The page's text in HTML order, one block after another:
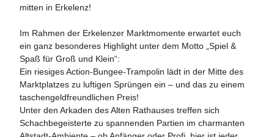
mitten in Erkelenz!
Im Rahmen der Erkelenzer Marktmomente erwartet euch
ein ganz besonderes Highlight unter dem Motto „Spiel &
Spaß für Groß und Klein“:
Ein riesiges Action-Bungee-Trampolin lädt in der Mitte des
Marktplatzes zu luftigen Sprüngen ein – und das zu einem
taschengeldfreundlichen Preis!
Unter den Arkaden des Alten Rathauses treffen sich
Schachbegeisterte zu spannenden Partien im charmanten